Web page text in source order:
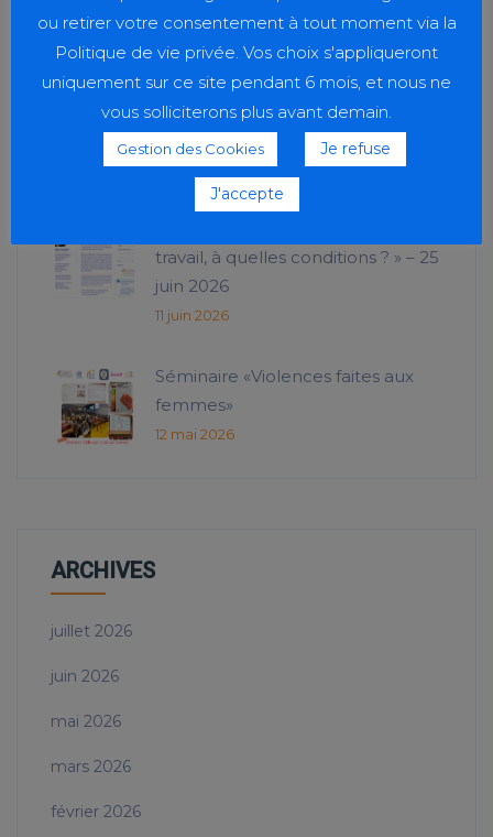
20 juillet 2026
Sport et solidarité
23 juin 2026
travail, à quelles conditions ? » – 25
juin 2026
11 juin 2026
Séminaire «Violences faites aux
femmes»
12 mai 2026
ARCHIVES
juillet 2026
juin 2026
mai 2026
mars 2026
février 2026
ou retirer votre consentement à tout moment via la
Politique de vie privée. Vos choix s'appliqueront
uniquement sur ce site pendant 6 mois, et nous ne
vous solliciterons plus avant demain.
Gestion des Cookies Je refuse
J'accepte